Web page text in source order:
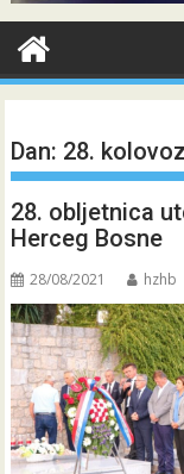
Dan: 28.
28. obljetnica
Herceg Bosne
28/08/2021 hzhb